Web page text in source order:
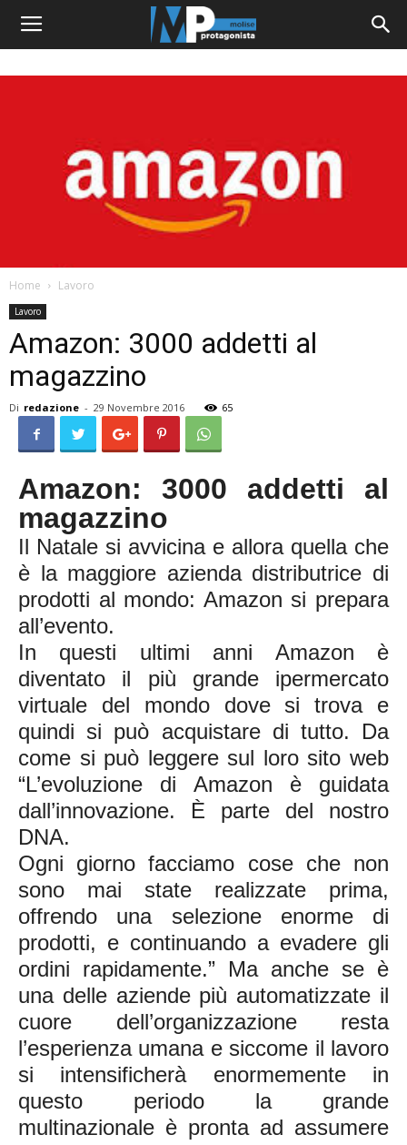
Home Lavoro
Lavoro
Amazon: 3000 addetti al
magazzino
Di redazione - 29 Novembre 2016 65
Amazon: 3000 addetti al
magazzino
Il Natale si avvicina e allora quella che
è la maggiore azienda distributrice di
prodotti al mondo: Amazon si prepara
all’evento.
In questi ultimi anni Amazon è
diventato il più grande ipermercato
virtuale del mondo dove si trova e
quindi si può acquistare di tutto. Da
come si può leggere sul loro sito web
“L’evoluzione di Amazon è guidata
dall’innovazione. È parte del nostro
DNA.
Ogni giorno facciamo cose che non
sono mai state realizzate prima,
offrendo una selezione enorme di
prodotti, e continuando a evadere gli
ordini rapidamente.” Ma anche se è
una delle aziende più automatizzate il
cuore dell’organizzazione resta
l’esperienza umana e siccome il lavoro
si intensificherà enormemente in
questo periodo la grande
multinazionale è pronta ad assumere